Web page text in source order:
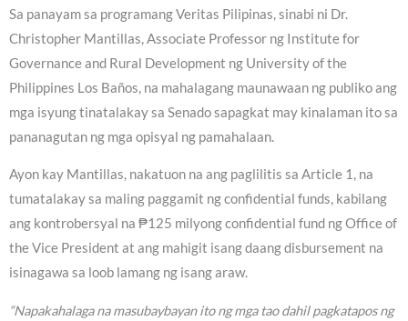
Sa panayam sa programang Veritas Pilipinas, sinabi ni Dr.
Christopher Mantillas, Associate Professor ng Institute for
Governance and Rural Development ng University of the
Philippines Los Baños, na mahalagang maunawaan ng publiko ang
mga isyung tinatalakay sa Senado sapagkat may kinalaman ito sa
pananagutan ng mga opisyal ng pamahalaan.
Ayon kay Mantillas, nakatuon na ang paglilitis sa Article 1, na
tumatalakay sa maling paggamit ng confidential funds, kabilang
ang kontrobersyal na ₱125 milyong confidential fund ng Office of
the Vice President at ang mahigit isang daang disbursement na
isinagawa sa loob lamang ng isang araw.
“Napakahalaga na masubaybayan ito ng mga tao dahil pagkatapos ng